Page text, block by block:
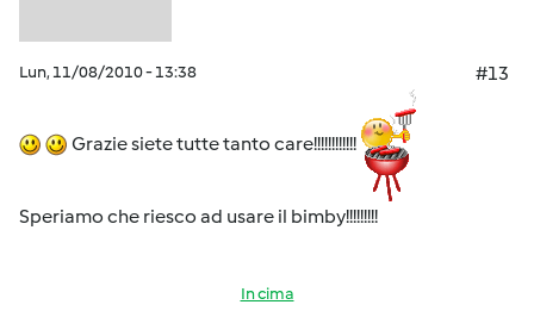
Lun, 11/08/2010 - 13:38 #13
Grazie siete tutte tanto care!!!!!!!!!!!!
Speriamo che riesco ad usare il bimby!!!!!!!!!
In cima